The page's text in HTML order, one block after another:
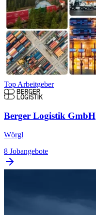
Top Arbeitgeber
Berger Logistik GmbH
Wörgl
8 Jobangebote